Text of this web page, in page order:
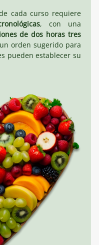
cada curso requiere
, con una
de dos horas tres
orden sugerido para
pueden establecer su